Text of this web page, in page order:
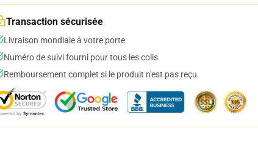
Transaction sécurisée
Livraison mondiale à votre porte
Numéro de suivi fourni pour tous les colis
Remboursement complet si le produit n'est pas reçu